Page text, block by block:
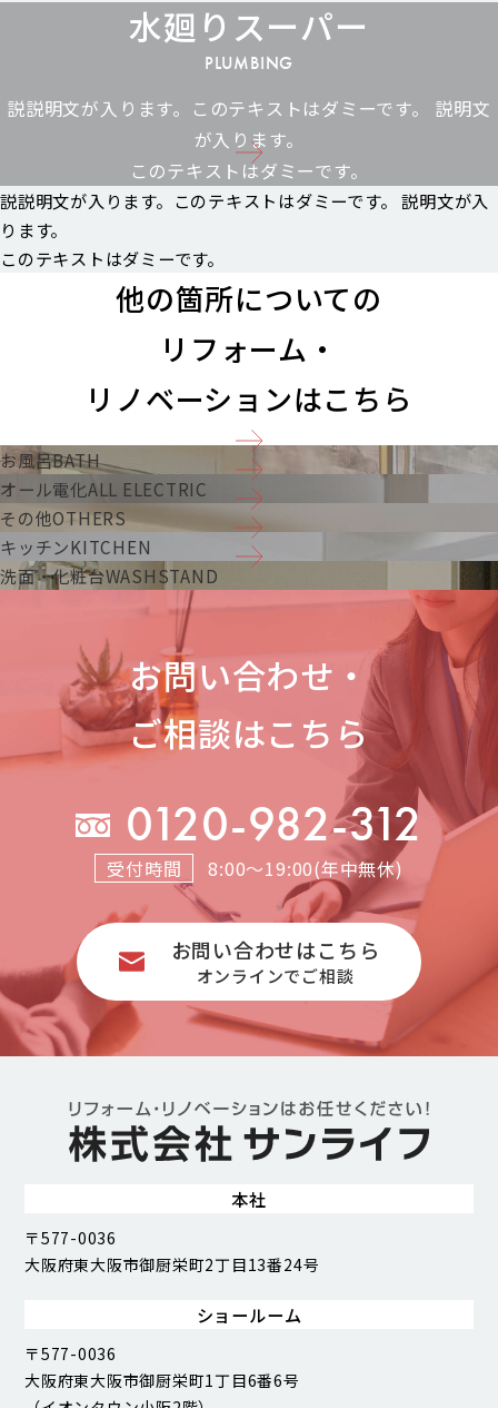
水廻りスーパー
PLUMBING
説説明文が入ります。このテキストはダミーです。 説明文
が入ります。
このテキストはダミーです。
説説明文が入ります。このテキストはダミーです。 説明文が入
ります。
このテキストはダミーです。
他の箇所についての
リフォーム・
リノベーションはこちら
お風呂BATH
オール電化ALL ELECTRIC
その他OTHERS
キッチンKITCHEN
洗面・化粧台WASHSTAND
お問い合わせ・
ご相談はこちら
0120-982-312
受付時間 8:00～19:00(年中無休)
お問い合わせはこちら
オンラインでご相談
本社
〒577-0036
大阪府東大阪市御厨栄町2丁目13番24号
ショールーム
〒577-0036
大阪府東大阪市御厨栄町1丁目6番6号